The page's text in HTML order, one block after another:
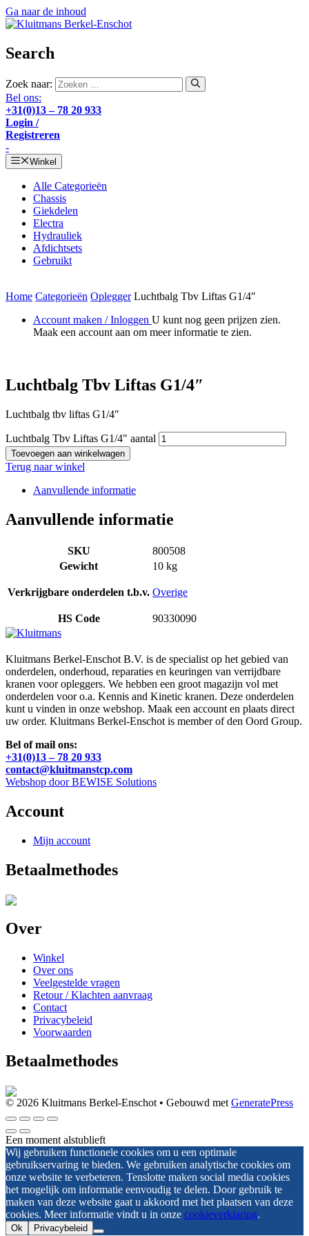
Ga naar de inhoud
Search
Zoek naar:
Bel ons:
+31(0)13 – 78 20 933
Login /
Registreren
-
Winkel
Alle Categorieën
Chassis
Giekdelen
Electra
Hydrauliek
Afdichtsets
Gebruikt
Home Categorieën Oplegger Luchtbalg Tbv Liftas G1/4″
Account maken / Inloggen U kunt nog geen prijzen zien.
Maak een account aan om meer informatie te zien.
Luchtbalg Tbv Liftas G1/4″
Luchtbalg tbv liftas G1/4″
Luchtbalg Tbv Liftas G1/4" aantal
Toevoegen aan winkelwagen
Terug naar winkel
Aanvullende informatie
Aanvullende informatie
SKU
800508
Gewicht
10 kg
Verkrijgbare onderdelen t.b.v. Overige
HS Code 90330090
Kluitmans Berkel-Enschot B.V. is de specialist op het gebied van
onderdelen, onderhoud, reparaties en keuringen van verrijdbare
kranen voor opleggers. We hebben een groot magazijn vol met
onderdelen voor o.a. Kennis and Kinetic kranen. Deze onderdelen
kunt u vinden in onze webshop. Maak een account en plaats direct
uw order. Kluitmans Berkel-Enschot is member of den Oord Group.
Bel of mail ons:
+31(0)13 – 78 20 933
contact@kluitmanstcp.com
Webshop door BEWISE Solutions
Account
Mijn account
Betaalmethodes
Over
Winkel
Over ons
Veelgestelde vragen
Retour / Klachten aanvraag
Contact
Privacybeleid
Voorwaarden
Betaalmethodes
© 2026 Kluitmans Berkel-Enschot • Gebouwd met GeneratePress
Een moment alstublieft
Wij gebruiken functionele cookies om u een optimale
gebruikservaring te bieden. We gebruiken analytische cookies om
onze website te verbeteren. Tenslotte maken social media cookies
het mogelijk om informatie eenvoudig te delen. Door gebruik te
maken van deze website gaat u akkoord met het plaatsen van deze
cookies. Meer informatie vindt u in onze cookieverklaring.
Ok Privacybeleid